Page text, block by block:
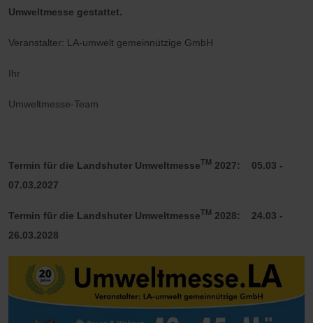
Umweltmesse gestattet.
Veranstalter: LA-umwelt gemeinnützige GmbH
Ihr
Umweltmesse-Team
Termin für die Landshuter UmweltmesseTM 2027: 05.03 -
07.03.2027
Termin für die Landshuter UmweltmesseTM 2028: 24.03 -
26.03.2028